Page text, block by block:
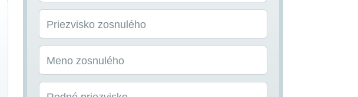
Priezvisko zosnulého
Meno zosnulého